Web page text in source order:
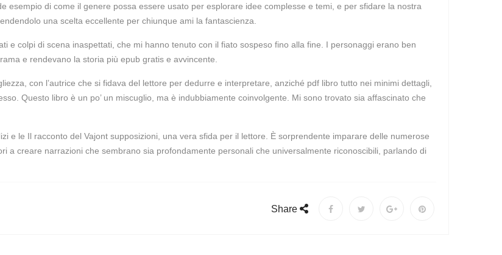
esempio di come il genere possa essere usato per esplorare idee complesse e temi, e per sfidare la nostra
una scelta eccellente per chiunque ami la fantascienza.
e colpi di scena inaspettati, che mi hanno tenuto con il fiato sospeso fino alla fine. I personaggi erano ben
e rendevano la storia più epub gratis e avvincente.
con l’autrice che si fidava del lettore per dedurre e interpretare, anziché pdf libro tutto nei minimi dettagli,
Questo libro è un po’ un miscuglio, ma è indubbiamente coinvolgente. Mi sono trovato sia affascinato che
e le Il racconto del Vajont supposizioni, una vera sfida per il lettore. È sorprendente imparare delle numerose
a creare narrazioni che sembrano sia profondamente personali che universalmente riconoscibili, parlando di
Share